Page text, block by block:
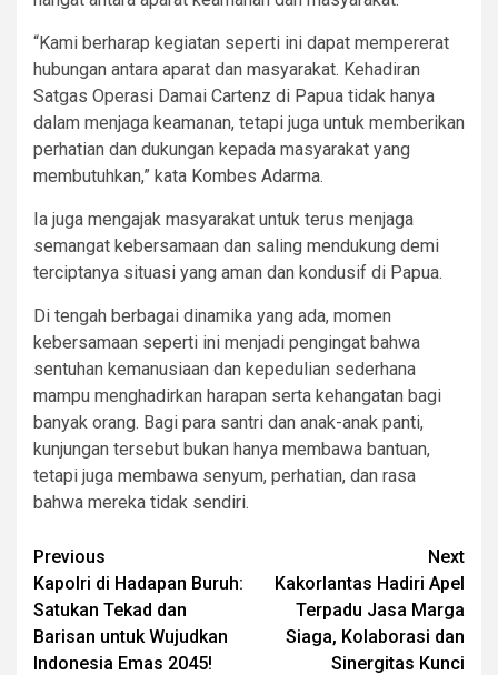
“Kami berharap kegiatan seperti ini dapat mempererat
hubungan antara aparat dan masyarakat. Kehadiran
Satgas Operasi Damai Cartenz di Papua tidak hanya
dalam menjaga keamanan, tetapi juga untuk memberikan
perhatian dan dukungan kepada masyarakat yang
membutuhkan,” kata Kombes Adarma.
Ia juga mengajak masyarakat untuk terus menjaga
semangat kebersamaan dan saling mendukung demi
terciptanya situasi yang aman dan kondusif di Papua.
Di tengah berbagai dinamika yang ada, momen
kebersamaan seperti ini menjadi pengingat bahwa
sentuhan kemanusiaan dan kepedulian sederhana
mampu menghadirkan harapan serta kehangatan bagi
banyak orang. Bagi para santri dan anak-anak panti,
kunjungan tersebut bukan hanya membawa bantuan,
tetapi juga membawa senyum, perhatian, dan rasa
bahwa mereka tidak sendiri.
Post
navigation
Previous
Kapolri di Hadapan Buruh:
Satukan Tekad dan
Barisan untuk Wujudkan
Indonesia Emas 2045!
Next
Kakorlantas Hadiri Apel
Terpadu Jasa Marga
Siaga, Kolaborasi dan
Sinergitas Kunci